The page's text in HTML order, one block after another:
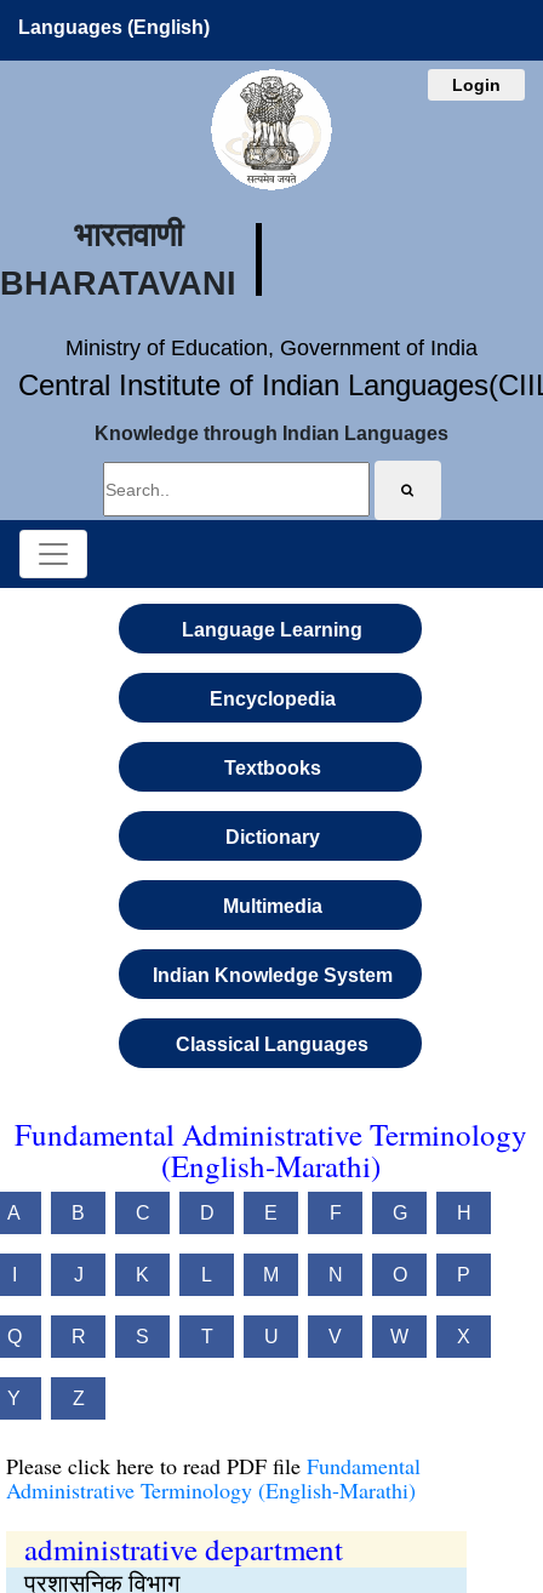
Languages (English)
Login
भारतवाणी
BHARATAVANI
Ministry of Education, Government of India
Central Institute of Indian
Knowledge through Indian Languages
Language Learning
Encyclopedia
Textbooks
Dictionary
Multimedia
Indian Knowledge System
Classical Languages
Fundamental Administrative Terminology
(English-Marathi)
A B C D E F G H
J K L M N O P
Q R S T U V W X
Y Z
Please click here to read PDF file Fundamental
Administrative Terminology (English-Marathi)
administrative department
प्रशासनिक विभाग